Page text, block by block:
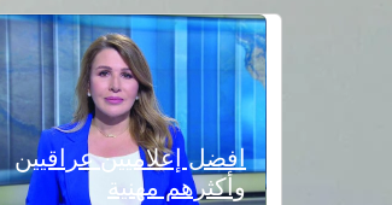
افضل إعلاميين عراقيين
وأكثرهم مهنية